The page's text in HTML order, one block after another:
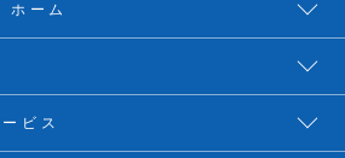
ホーム
ビス